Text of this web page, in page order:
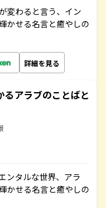
変わると言う、イン
かせる名言と癒やしの
詳細を見る
るアラブのことばと
ンタルな世界、アラ
かせる名言と癒やしの